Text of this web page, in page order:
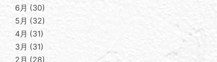
6月
30
5月
32
4月
31
3月
31
2月
28